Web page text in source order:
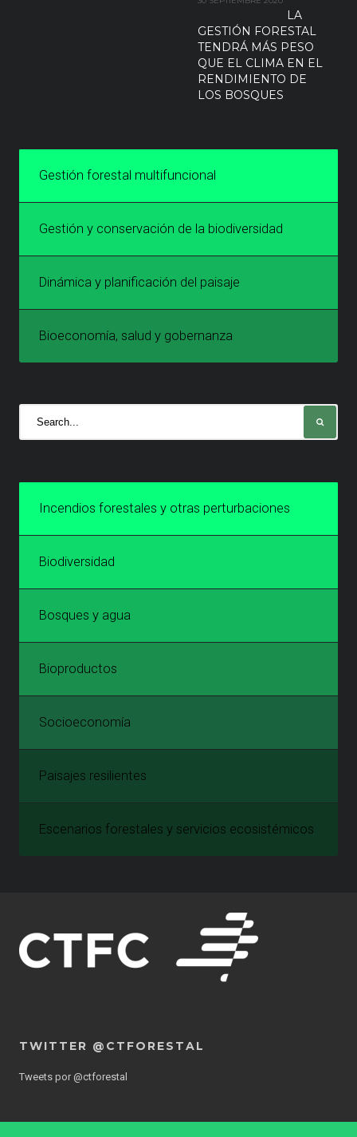
LA
GESTIÓN FORESTAL
TENDRÁ MÁS PESO
QUE EL CLIMA EN EL
RENDIMIENTO DE
LOS BOSQUES
Gestión forestal multifuncional
Gestión y conservación de la biodiversidad
Dinámica y planificación del paisaje
Bioeconomía, salud y gobernanza
Incendios forestales y otras perturbaciones
Biodiversidad
Bosques y agua
Bioproductos
Socioeconomía
Paisajes resilientes
Escenarios forestales y servicios ecosistémicos
TWITTER @CTFORESTAL
Tweets por @ctforestal